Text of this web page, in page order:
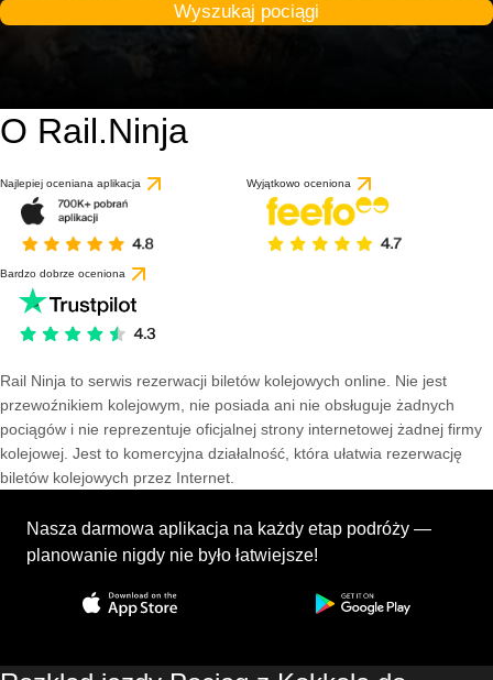
Wyszukaj pociągi
O Rail.Ninja
Najlepiej oceniana aplikacja Wyjątkowo oceniona
Bardzo dobrze oceniona
Rail Ninja to serwis rezerwacji biletów kolejowych online. Nie jest
przewoźnikiem kolejowym, nie posiada ani nie obsługuje żadnych
pociągów i nie reprezentuje oficjalnej strony internetowej żadnej firmy
kolejowej. Jest to komercyjna działalność, która ułatwia rezerwację
biletów kolejowych przez Internet.
Nasza darmowa aplikacja na każdy etap podróży —
planowanie nigdy nie było łatwiejsze!